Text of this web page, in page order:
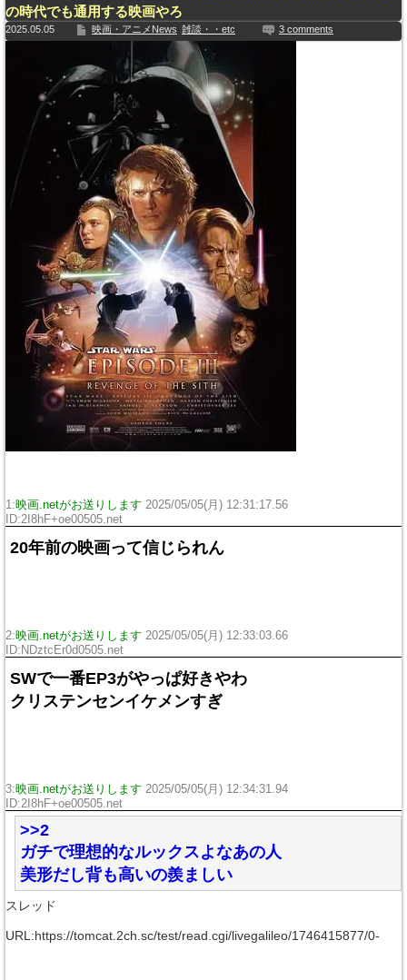
の時代でも通用する映画やろ
2025.05.05 映画・アニメNews 雑談・・etc 3 comments
1:映画.netがお送りします 2025/05/05(月) 12:31:17.56
ID:2I8hF+oe00505.net
20年前の映画って信じられん
2:映画.netがお送りします 2025/05/05(月) 12:33:03.66
ID:NDztcEr0d0505.net
SWで一番EP3がやっぱ好きやわ
クリステンセンイケメンすぎ
3:映画.netがお送りします 2025/05/05(月) 12:34:31.94
ID:2I8hF+oe00505.net
>>2
ガチで理想的なルックスよなあの人
美形だし背も高いの羨ましい
スレッド
URL:https://tomcat.2ch.sc/test/read.cgi/livegalileo/1746415877/0-